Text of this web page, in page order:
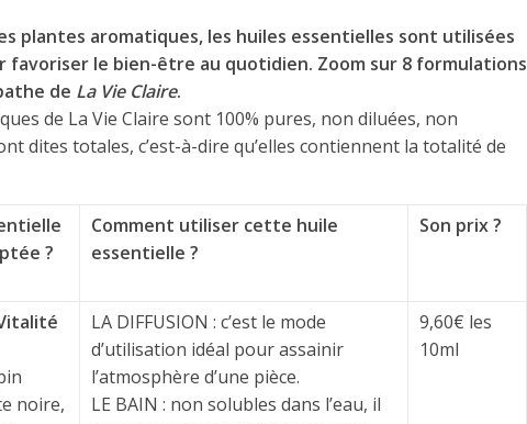
plantes aromatiques, les huiles essentielles sont utilisées
favoriser le bien-être au quotidien. Zoom sur 8 formulations
de La Vie Claire.
de La Vie Claire sont 100% pures, non diluées, non
dites totales, c’est-à-dire qu’elles contiennent la totalité de
?
Comment utiliser cette huile
essentielle ?
Son prix ?
noire,
LA DIFFUSION : c’est le mode
d’utilisation idéal pour assainir
l’atmosphère d’une pièce.
LE BAIN : non solubles dans l’eau, il
9,60€ les
10ml